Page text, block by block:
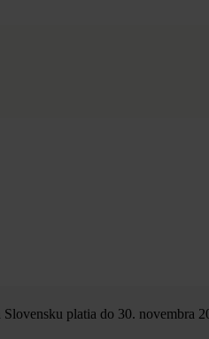
platia do 30. novembra